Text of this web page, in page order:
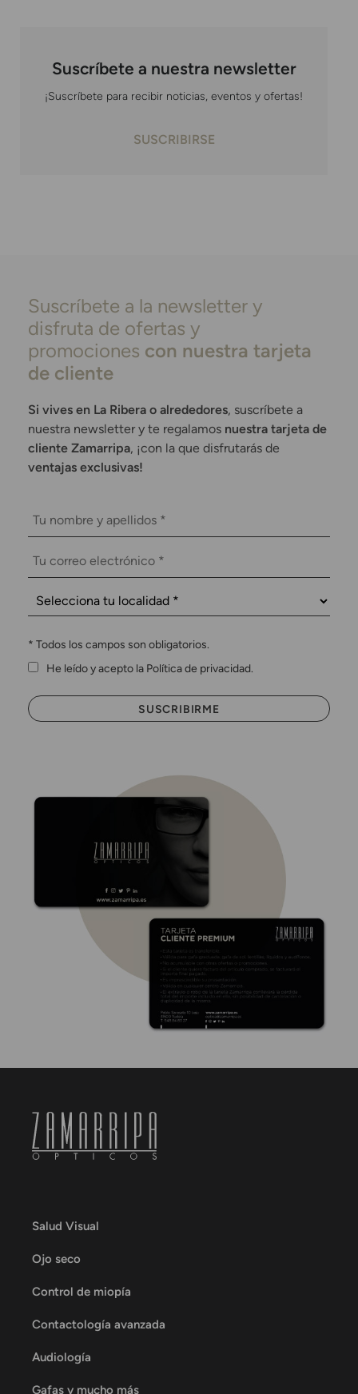
Suscríbete a nuestra newsletter
¡Suscríbete para recibir noticias, eventos y ofertas!
SUSCRIBIRSE
Suscríbete a la newsletter y
disfruta de ofertas y
promociones con nuestra tarjeta
de cliente
Si vives en La Ribera o alrededores, suscríbete a
nuestra newsletter y te regalamos nuestra tarjeta de
cliente Zamarripa, ¡con la que disfrutarás de
ventajas exclusivas!
* Todos los campos son obligatorios.
He leído y acepto la Política de privacidad.
Salud Visual
Ojo seco
Control de miopía
Contactología avanzada
Audiología
Gafas y mucho más